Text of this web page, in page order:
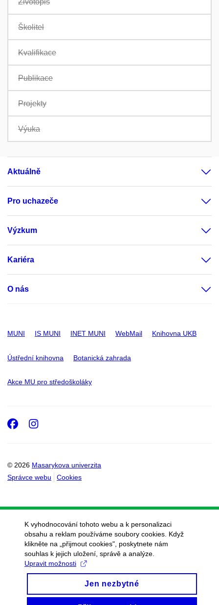
Životopis
Školitel
Kvalifikace
Publikace
Projekty
Výuka
Aktuálně
Pro uchazeče
Výzkum
Kariéra
O nás
MUNI IS MUNI INET MUNI WebMail Knihovna UKB
Ústřední knihovna Botanická zahrada
Akce MU pro středoškoláky
© 2026 Masarykova univerzita
Správce webu
Cookies
Facebook
Instagram
K vyhodnocování tohoto webu a k personalizaci
obsahu a reklam používáme soubory cookies. Když
klikněte na „přijmout cookies", poskytnete nám
souhlas k jejich uložení, správě a analýze.
Upravit možnosti
Jen nezbytné